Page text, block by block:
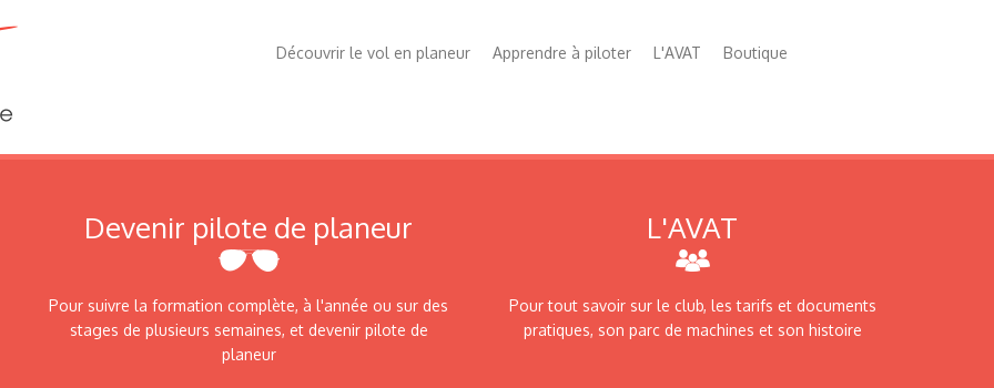
Découvrir le vol en planeur Apprendre à piloter L'AVAT Boutique
Devenir pilote de planeur
Pour suivre la formation complète, à l'année ou sur des
stages de plusieurs semaines, et devenir pilote de
planeur
L'AVAT
Pour tout savoir sur le club, les tarifs et documents
pratiques, son parc de machines et son histoire